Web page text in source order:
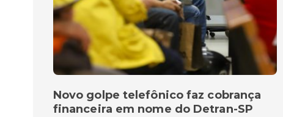
Novo golpe telefônico faz cobrança
financeira em nome do Detran-SP